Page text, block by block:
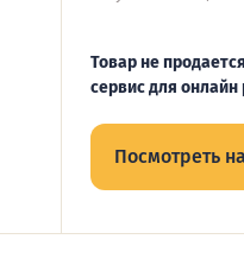
Товар не
сервис для
Посмотреть